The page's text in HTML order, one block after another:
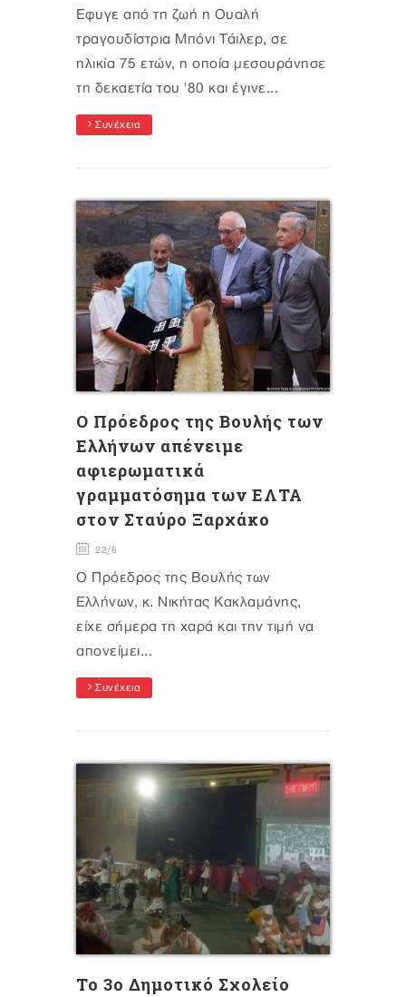
Έφυγε από τη ζωή η Ουαλή
τραγουδίστρια Μπόνι Τάιλερ, σε
ηλικία 75 ετών, η οποία μεσουράνησε
τη δεκαετία του '80 και έγινε...
Συνέχεια
Ο Πρόεδρος της Βουλής των
Ελλήνων απένειμε
αφιερωματικά
γραμματόσημα των ΕΛΤΑ
στον Σταύρο Ξαρχάκο
22/6
Ο Πρόεδρος της Βουλής των
Ελλήνων, κ. Νικήτας Κακλαμάνης,
είχε σήμερα τη χαρά και την τιμή να
απονείμει...
Συνέχεια
Το 3ο Δημοτικό Σχολείο